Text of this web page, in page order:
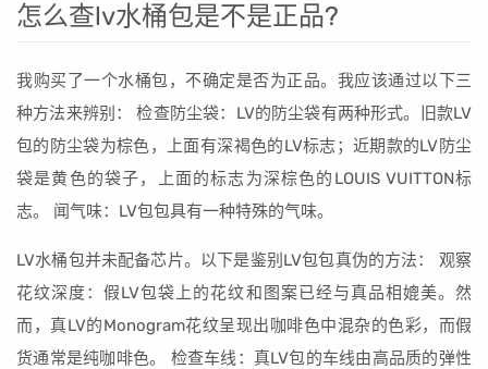
怎么查lv水桶包是不是正品?
我购买了一个水桶包，不确定是否为正品。我应该通过以下三
种方法来辨别： 检查防尘袋：LV的防尘袋有两种形式。旧款LV
包的防尘袋为棕色，上面有深褐色的LV标志；近期款的LV防尘
袋是黄色的袋子，上面的标志为深棕色的LOUIS VUITTON标
志。 闻气味：LV包包具有一种特殊的气味。
LV水桶包并未配备芯片。以下是鉴别LV包包真伪的方法： 观察
花纹深度：假LV包袋上的花纹和图案已经与真品相媲美。然
而，真LV的Monogram花纹呈现出咖啡色中混杂的色彩，而假
货通常是纯咖啡色。 检查车线：真LV包的车线由高品质的弹性